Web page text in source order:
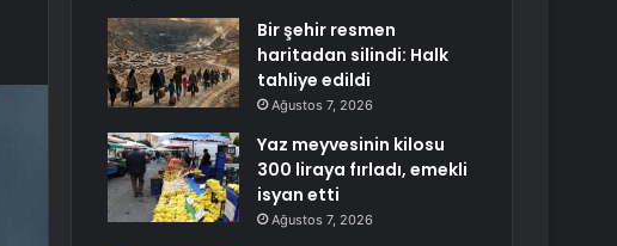
Bir şehir resmen
haritadan silindi: Halk
tahliye edildi
Ağustos 7, 2026
Yaz meyvesinin kilosu
300 liraya fırladı, emekli
isyan etti
Ağustos 7, 2026